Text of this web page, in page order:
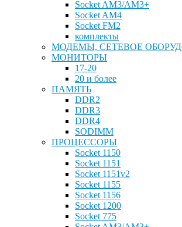
Socket AM3/AM3+
Socket AM4
Socket FM2
комплекты
МОДЕМЫ, СЕТЕВОЕ
МОНИТОРЫ
17-20
20 и более
ПАМЯТЬ
DDR2
DDR3
DDR4
SODIMM
ПРОЦЕССОРЫ
Socket 1150
Socket 1151
Socket 1151v2
Socket 1155
Socket 1156
Socket 1200
Socket 775